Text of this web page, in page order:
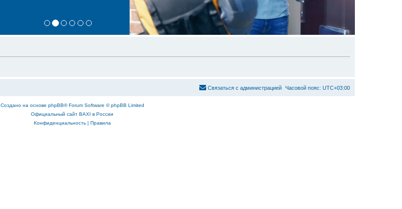
Часовой пояс: UTC+03:00
Связаться с администрацией
Создано на основе phpBB® Forum Software © phpBB Limited
Официальный сайт BAXI в России
Конфиденциальность| Правила